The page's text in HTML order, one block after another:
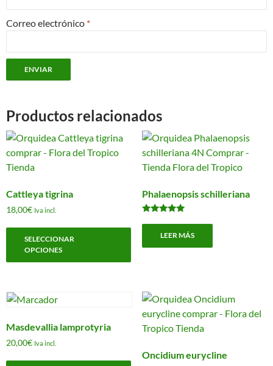
Correo electrónico *
Productos relacionados
Cattleya tigrina
18,00€ Iva incl.
SELECCIONAR
OPCIONES
Este
producto
Las
opciones
elegir
Phalaenopsis schilleriana
con
LEER MÁS
Masdevallia lamprotyria
20,00€ Iva incl.
EsteOncidium eurycline